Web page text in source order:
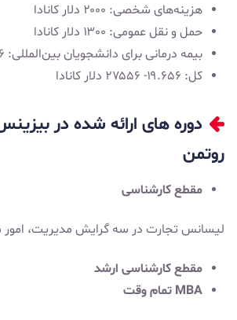
هزینه‌های شخصی: ۲۰۰۰ دلار کانادا
حمل و نقل عمومی: ۱۳۰۰ دلار کانادا
بیمه درمانی برای دانشجویان بین‌المللی: ۷۵۶ دلار کانادا
کل: ۱۹.۶۵۶- ۲۷۵۵۶ دلار کانادا
دوره های ارائه شده در
روتمن
مقطع کارشناسی
لیسانس تجارت در سه گرایش مدیریت، امور
مقطع کارشناسی ارشد
MBA تمام وقت